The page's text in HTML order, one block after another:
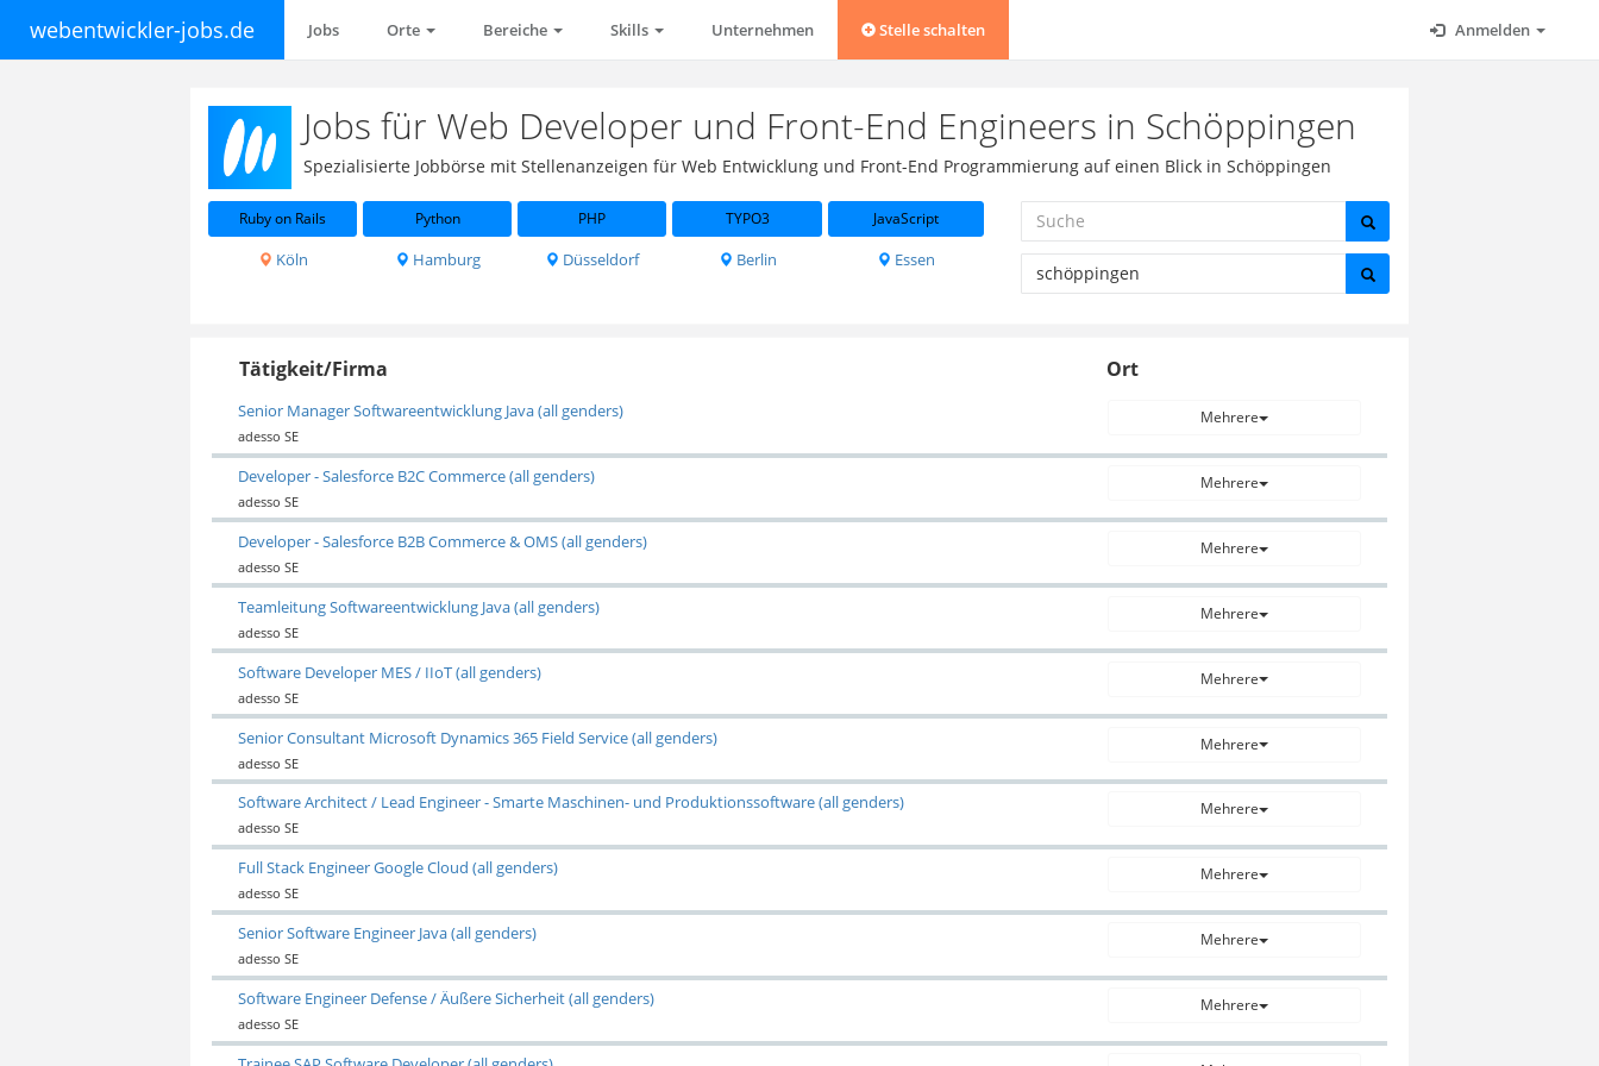
webentwickler-jobs.de Jobs Orte Bereiche Skills Unternehmen Stelle schalten Anmelden
Jobs für Web Developer und Front-End Engineers in Schöppingen
Spezialisierte Jobbörse mit Stellenanzeigen für Web Entwicklung und Front-End Programmierung auf einen Blick in Schöppingen
Ruby on Rails Python PHP TYPO3 JavaScript
Köln Hamburg Düsseldorf Berlin Essen
Tätigkeit/Firma Ort
Senior Manager Softwareentwicklung Java (all genders)
adesso SE
Mehrere
Developer - Salesforce B2C Commerce (all genders)
adesso SE
Mehrere
Developer - Salesforce B2B Commerce & OMS (all genders)
adesso SE
Mehrere
Teamleitung Softwareentwicklung Java (all genders)
adesso SE
Mehrere
Software Developer MES / IIoT (all genders)
adesso SE
Mehrere
Senior Consultant Microsoft Dynamics 365 Field Service (all genders)
adesso SE
Mehrere
Software Architect / Lead Engineer - Smarte Maschinen- und Produktionssoftware (all genders)
adesso SE
Mehrere
Full Stack Engineer Google Cloud (all genders)
adesso SE
Mehrere
Senior Software Engineer Java (all genders)
adesso SE
Mehrere
Software Engineer Defense / Äußere Sicherheit (all genders)
adesso SE
Mehrere